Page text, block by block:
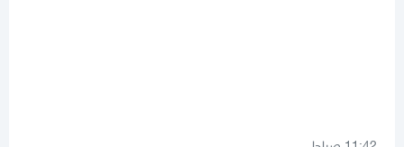
صحيفة: نيابة رام الله تصدر مذكرة توقيف بحق رجل الأعمال طارق